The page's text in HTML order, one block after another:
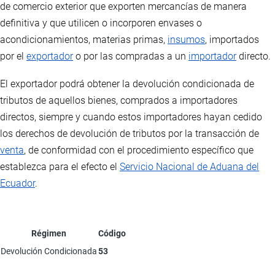
de comercio exterior que exporten mercancías de manera
definitiva y que utilicen o incorporen envases o
acondicionamientos, materias primas, insumos, importados
por el exportadoro por las compradas a un importadordirecto.
El exportador podrá obtener la devolución condicionada de
tributos de aquellos bienes, comprados a importadores
directos, siempre y cuando estos importadores hayan cedido
los derechos de devolución de tributos por la transacción de
venta, de conformidad con el procedimiento específico que
establezca para el efecto el Servicio Nacional de Aduana del
Ecuador.
Régimen
Código
Devolución Condicionada53